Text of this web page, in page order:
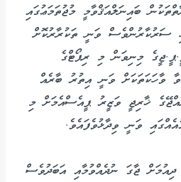
ބައިނަލްއަޤްވާމީ މުޖުތަމަޢުގައި
ސަރުކާރުންވެސް ވަނީ ތަކުރާރުކޮށް
މިނިވަން މި ރިޕޯޓްގެ
ވާހަކަތަކަށް ވަނީ އިތުރު ބާރެއް
ޚާރިޖީ ވަޒީރު ޕީއެސްއެމަށް މި
ވަނީ ވިދާޅުވެފައެވެ.
ދިއުމަށް ޖާގަ ނުދެއްވުމާއި އަބަދުވެސް